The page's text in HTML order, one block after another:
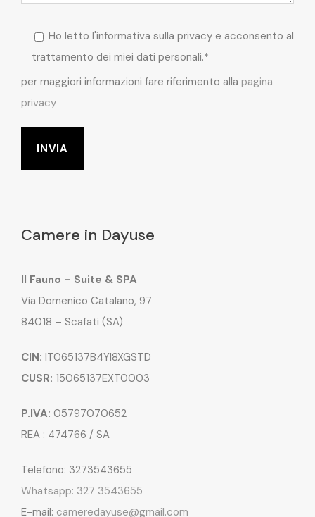
Ho letto l'informativa sulla privacy e acconsento al
trattamento dei miei dati personali.*
per maggiori informazioni fare riferimento alla pagina
privacy
Camere in Dayuse
Il Fauno – Suite & SPA
Via Domenico Catalano, 97
84018 – Scafati (SA)
CIN: IT065137B4YI8XGSTD
CUSR: 15065137EXT0003
P.IVA: 05797070652
REA : 474766 / SA
Telefono: 3273543655
Whatsapp: 327 3543655
E-mail: cameredayuse@gmail.com